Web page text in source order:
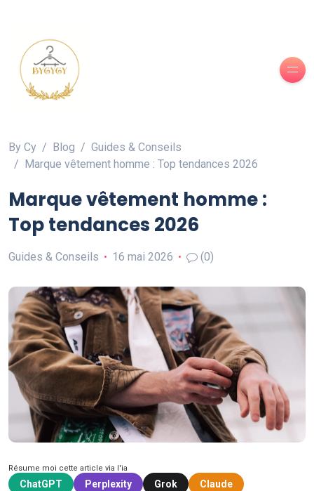
By Cy Blog
Guides & Conseils
Marque vêtement homme : Top tendances 2026
Marque vêtement homme :
Top tendances 2026
Guides & Conseils 16 mai 2026 (0)
Résume moi cette article via l'ia
ChatGPT Perplexity Grok
Claude